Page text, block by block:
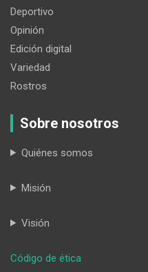
Deportivo
Opinión
Edición digital
Variedad
Rostros
Sobre nosotros
Quiénes somos
Misión
Visión
Código de ética